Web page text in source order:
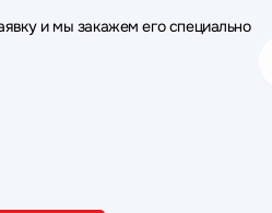
и мы закажем его специально